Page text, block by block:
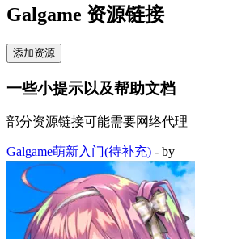
Galgame 资源链接
添加资源
一些小提示以及帮助文档
部分资源链接可能需要网络代理
Galgame萌新入门(待补充) - by